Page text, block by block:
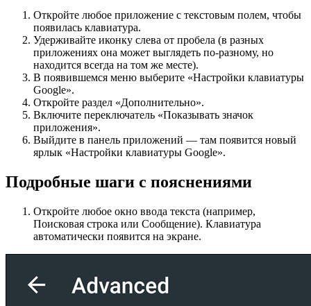
Откройте любое приложение с текстовым полем, чтобы
появилась клавиатура.
Удерживайте иконку слева от пробела (в разных
приложениях она может выглядеть по-разному, но
находится всегда на том же месте).
В появившемся меню выберите «Настройки клавиатуры
Google».
Откройте раздел «Дополнительно».
Включите переключатель «Показывать значок
приложения».
Выйдите в панель приложений — там появится новый
ярлык «Настройки клавиатуры Google».
Подробные шаги с пояснениями
Откройте любое окно ввода текста (например,
Поисковая строка или Сообщение). Клавиатура
автоматически появится на экране.